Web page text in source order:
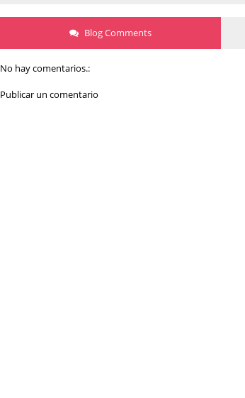
Blog Comments
No hay comentarios.:
Publicar un comentario